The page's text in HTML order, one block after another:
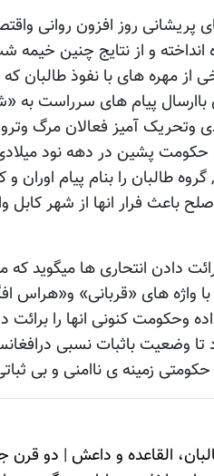
پریشانی روز افزون روانی
و از نتایج چنین خیمه
از مهره های با نفوذ طالبان
پیام های سرراست به
وتحریک آمیز فعالان مرگ
پشین در دهه نود
طالبان را بنام پیام
صلح باعث فرار انها از شهر
دادن انتحاری ها میگوید
واژه های «قربانی» و«هراس
وحکومت کنونی انها را
تا وضعیت باثبات نسبی
زمینه ی ناامنی و بی
القاعده و داعش | دو قرن